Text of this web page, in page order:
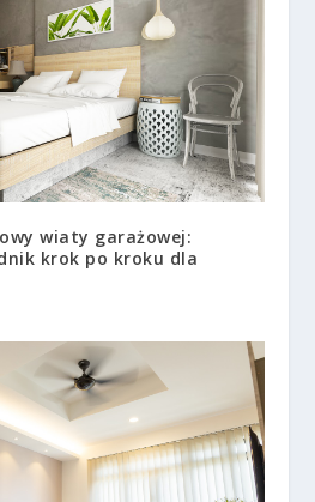
wiaty garażowej:
krok po kroku dla